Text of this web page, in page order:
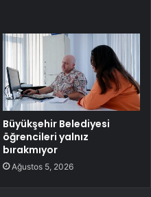
Büyükşehir Belediyesi
öğrencileri yalnız
bırakmıyor
Ağustos 5, 2026